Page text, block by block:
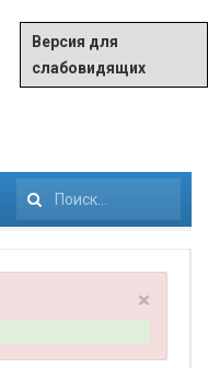
Версия для
слабовидящих
Искать...
×